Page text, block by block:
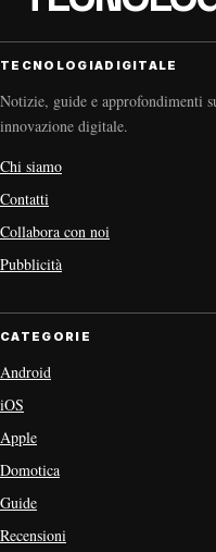
TECNOLOGIADIGITALE
Notizie, guide e approfondimenti
innovazione digitale.
Chi siamo
Contatti
Collabora con noi
Pubblicità
CATEGORIE
Android
iOS
Apple
Domotica
Guide
Recensioni